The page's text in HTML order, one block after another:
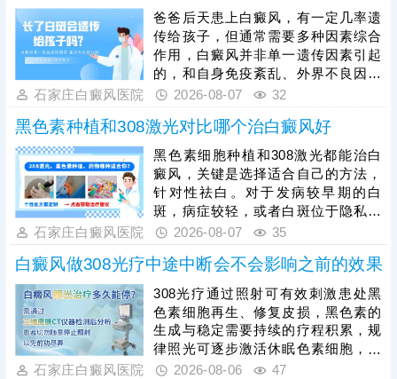
复诊，在医生指导下调整激光剂量，
同时联合中医定向治疗、药物渗透等
辅助方式，深层修复皮损、提升治疗
效率。治疗期间需严格坚持规律疗
程，做好皮肤防护、规避诱发因素，
循序渐进促进白斑复色。
爸爸后天患上白癜风，有一定几率遗
传给孩子，但通常需要多种因素综合
作用，白癜风并非单一遗传因素引起
的，和自身免疫紊乱、外界不良因素
刺激有关。重视孩子日常护理保健，
果孩子身上出现疑似白癜风的白斑，
建议早做检查，分析是不是白癜风，
及时治疗。若是患上白癜风，趁着早
期就医，早期白斑症状轻微，对症用
药、照光，好转速度快，对人负面影
响小。
石家庄白癜风医院 2026-08-07 32
黑色素种植和308激光对比哪个治白癜风好
黑色素细胞种植和308激光都能治白
癜风，关键是选择适合自己的方法，
针对性祛白。对于发病较早期的白
斑，病症较轻，或者白斑位于隐私、
黏膜等部位，可考虑308准分子激光
治疗，无痛无创，安全性高，无人群
和部位限制。若病情较严重，白斑区
域色素脱失严重，病情稳定，满足条
件可进行手术治疗。另外，无论照光
还是手术，都需养成健康生活习惯，
远离不良因素，为白斑复色保驾护
航。
石家庄白癜风医院 2026-08-07 35
白癜风做308光疗中途中断会不会影响之前的效果
308光疗通过照射可有效刺激患处黑
色素细胞再生、修复皮损，黑色素的
生成与稳定需要持续的疗程积累，规
律照光可逐步激活休眠色素细胞，维
持皮肤色素代谢的良性循环，而突然
石家庄白癜风医院 2026-08-06 47